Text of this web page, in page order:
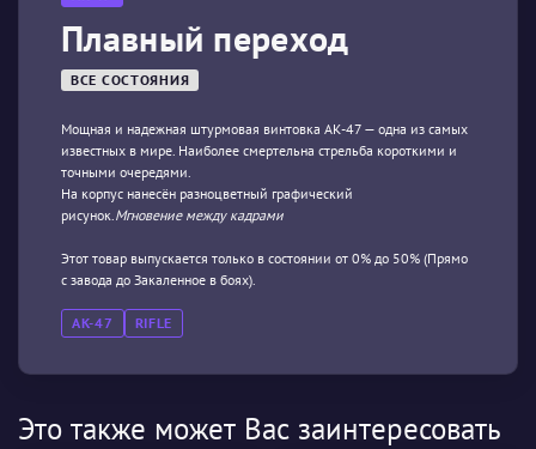
Плавный переход
ВСЕ СОСТОЯНИЯ
Мощная и надежная штурмовая винтовка АК-47 — одна из самых
известных в мире. Наиболее смертельна стрельба короткими и
точными очередями.
На корпус нанесён разноцветный графический
рисунок.Мгновение между кадрами
Этот товар выпускается только в состоянии от 0% до 50% (Прямо
с завода до Закаленное в боях).
AK-47 RIFLE
Это также может Вас заинтересовать